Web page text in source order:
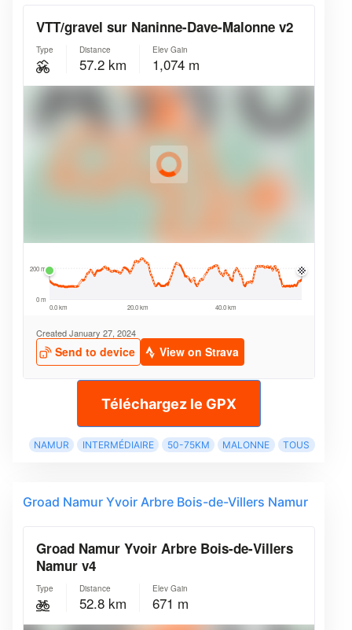
Téléchargez le GPX
NAMUR INTERMÉDIAIRE 50-75KM MALONNE TOUS
Groad Namur Yvoir Arbre Bois-de-Villers Namur